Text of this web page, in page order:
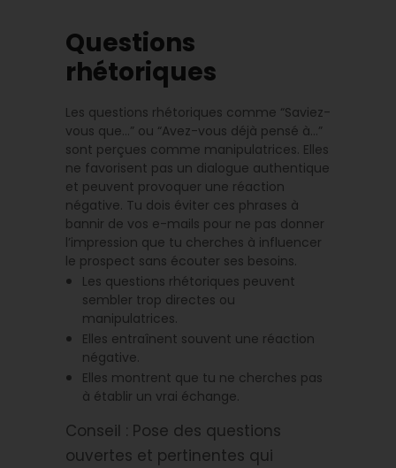
Questions
rhétoriques
Les questions rhétoriques comme “Saviez-
vous que…” ou “Avez-vous déjà pensé à…”
sont perçues comme manipulatrices. Elles
ne favorisent pas un dialogue authentique
et peuvent provoquer une réaction
négative. Tu dois éviter ces phrases à
bannir de vos e-mails pour ne pas donner
l’impression que tu cherches à influencer
le prospect sans écouter ses besoins.
Les questions rhétoriques peuvent
sembler trop directes ou
manipulatrices.
Elles entraînent souvent une réaction
négative.
Elles montrent que tu ne cherches pas
à établir un vrai échange.
Conseil : Pose des questions
ouvertes et pertinentes qui